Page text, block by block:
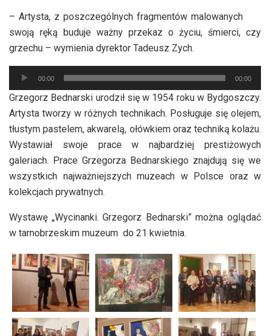
– Artysta, z poszczególnych fragmentów malowanych
swoją ręką buduje ważny przekaz o życiu, śmierci, czy
grzechu – wymienia dyrektor Tadeusz Zych.
Odtwarzacz
plików
dźwiękowych
00:00 00:00
Grzegorz Bednarski urodził się w 1954 roku w Bydgoszczy.
Artysta tworzy w różnych technikach. Posługuje się olejem,
tłustym pastelem, akwarelą, ołówkiem oraz techniką kolażu.
Wystawiał swoje prace w najbardziej prestiżowych
galeriach. Prace Grzegorza Bednarskiego znajdują się we
wszystkich najważniejszych muzeach w Polsce oraz w
kolekcjach prywatnych.
Wystawę „Wycinanki. Grzegorz Bednarski” można oglądać
w tarnobrzeskim muzeum do 21 kwietnia.